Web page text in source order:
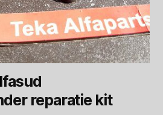
reparatie kit